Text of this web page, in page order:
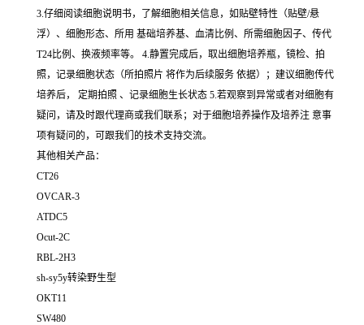
3.仔细阅读细胞说明书，了解细胞相关信息，如贴壁特性（贴壁/悬
浮）、细胞形态、所用 基础培养基、血清比例、所需细胞因子、传代
T24比例、换液频率等。 4.静置完成后，取出细胞培养瓶，镜检、拍
照，记录细胞状态（所拍照片 将作为后续服务 依据）；建议细胞传代
培养后， 定期拍照 、记录细胞生长状态 5.若观察到异常或者对细胞有
疑问，请及时跟代理商或我们联系；对于细胞培养操作及培养注 意事
项有疑问的，可跟我们的技术支持交流。
其他相关产品：
CT26
OVCAR-3
ATDC5
Ocut-2C
RBL-2H3
sh-sy5y转染野生型
OKT11
SW480